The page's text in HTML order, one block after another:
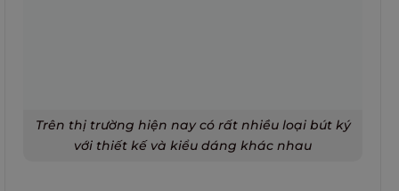
Trên thị trường hiện nay có rất nhiều loại bút ký
với thiết kế và kiểu dáng khác nhau